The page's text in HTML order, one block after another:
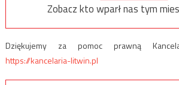
Zobacz kto wparł nas tym
Dziękujemy za pomoc prawną
https://kancelaria-litwin.pl